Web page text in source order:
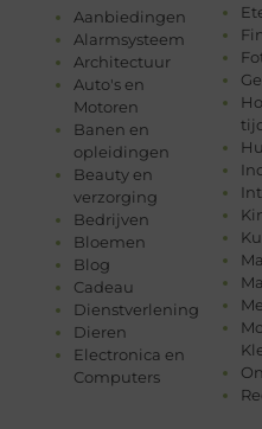
Aanbiedingen
Alarmsysteem
Architectuur
Auto's en
Motoren
Banen en
opleidingen
Beauty en
verzorging
Bedrijven
Bloemen
Blog
Cadeau
Dienstverlening
Dieren
Electronica en
Computers